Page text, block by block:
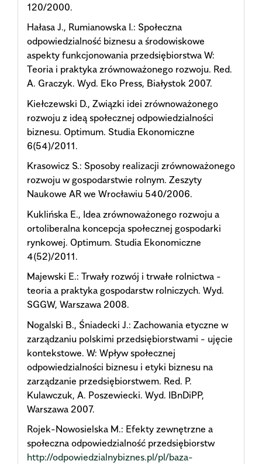
120/2000.
Hałasa J., Rumianowska I.: Społeczna
odpowiedzialność biznesu a środowiskowe
aspekty funkcjonowania przedsiębiorstwa W:
Teoria i praktyka zrównoważonego rozwoju. Red.
A. Graczyk. Wyd. Eko Press, Białystok 2007.
Kiełczewski D., Związki idei zrównoważonego
rozwoju z ideą społecznej odpowiedzialności
biznesu. Optimum. Studia Ekonomiczne
6(54)/2011.
Krasowicz S.: Sposoby realizacji zrównoważonego
rozwoju w gospodarstwie rolnym. Zeszyty
Naukowe AR we Wrocławiu 540/2006.
Kuklińska E., Idea zrównoważonego rozwoju a
ortoliberalna koncepcja społecznej gospodarki
rynkowej. Optimum. Studia Ekonomiczne
4(52)/2011.
Majewski E.: Trwały rozwój i trwałe rolnictwa -
teoria a praktyka gospodarstw rolniczych. Wyd.
SGGW, Warszawa 2008.
Nogalski B., Śniadecki J.: Zachowania etyczne w
zarządzaniu polskimi przedsiębiorstwami - ujęcie
kontekstowe. W: Wpływ społecznej
odpowiedzialności biznesu i etyki biznesu na
zarządzanie przedsiębiorstwem. Red. P.
Kulawczuk, A. Poszewiecki. Wyd. IBnDiPP,
Warszawa 2007.
Rojek-Nowosielska M.: Efekty zewnętrzne a
społeczna odpowiedzialność przedsiębiorstw
http://odpowiedzialnybiznes.pl/pl/baza-